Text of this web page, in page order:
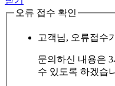
오류 접수 확인
고객님, 오류접수
문의하신 내용은
수 있도록 하겠습